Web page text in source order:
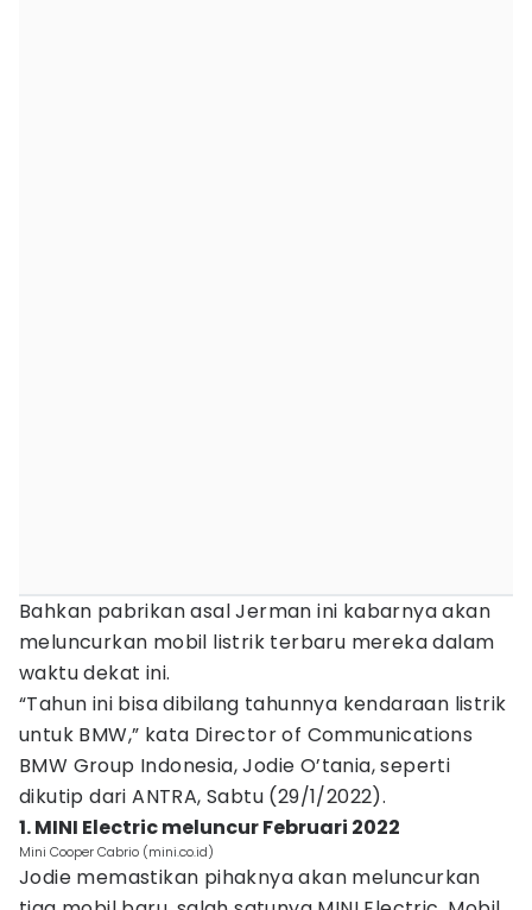
Bahkan pabrikan asal Jerman ini kabarnya akan
meluncurkan mobil listrik terbaru mereka dalam
waktu dekat ini.
“Tahun ini bisa dibilang tahunnya kendaraan listrik
untuk BMW,” kata Director of Communications
BMW Group Indonesia, Jodie O’tania, seperti
dikutip dari ANTRA, Sabtu (29/1/2022).
1. MINI Electric meluncur Februari 2022
Mini Cooper Cabrio (mini.co.id)
Jodie memastikan pihaknya akan meluncurkan